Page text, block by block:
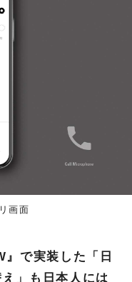
画面
で実装した「日
」も日本人には